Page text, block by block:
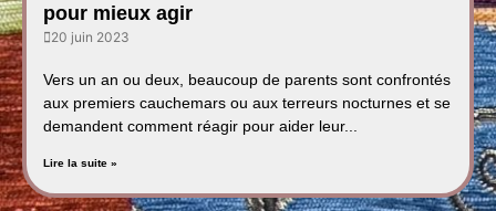
pour mieux agir
20 juin 2023
Vers un an ou deux, beaucoup de parents sont confrontés
aux premiers cauchemars ou aux terreurs nocturnes et se
demandent comment réagir pour aider leur...
Lire la suite »